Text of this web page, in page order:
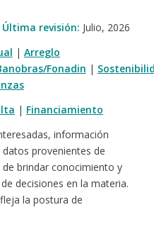
Última revisión: Julio, 2026
| Arreglo
Fonadin |
| Financiamiento
información
provenientes de
brindar conocimiento y
decisiones en la materia.
la postura de